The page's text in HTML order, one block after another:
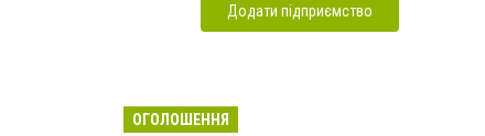
Додати підприємство
ОГОЛОШЕННЯ